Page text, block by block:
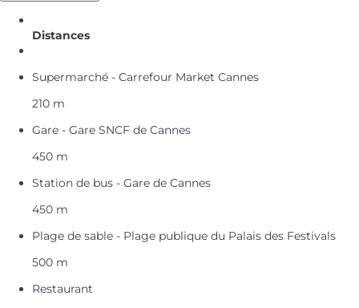
Distances
Supermarché - Carrefour Market Cannes
210 m
Gare - Gare SNCF de Cannes
450 m
Station de bus - Gare de Cannes
450 m
Plage de sable - Plage publique du Palais des Festivals
500 m
Restaurant